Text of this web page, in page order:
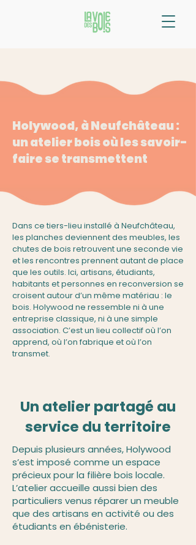
Holywood, à Neufchâteau :
un atelier bois où les savoir-
faire se transmettent
Dans ce tiers-lieu installé à Neufchâteau,
les planches deviennent des meubles, les
chutes de bois retrouvent une seconde vie
et les rencontres prennent autant de place
que les outils. Ici, artisans, étudiants,
habitants et personnes en reconversion se
croisent autour d’un même matériau : le
bois. Holywood ne ressemble ni à une
entreprise classique, ni à une simple
association. C’est un lieu collectif où l’on
apprend, où l’on fabrique et où l’on
transmet.
Un atelier partagé au
service du territoire
Depuis plusieurs années, Holywood
s’est imposé comme un espace
précieux pour la filière bois locale.
L’atelier accueille aussi bien des
particuliers venus réparer un meuble
que des artisans en activité ou des
étudiants en ébénisterie.